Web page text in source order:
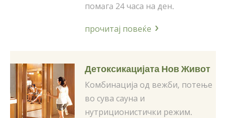
помaгa 24 часа на ден.
прочитај повеќе
Детоксикацијата Нов Живот
Комбинација од вежби, потење
во сува сауна и
нутриционистички режим.